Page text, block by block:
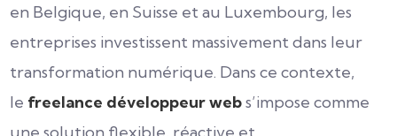
en Belgique, en Suisse et au Luxembourg, les
entreprises investissent massivement dans leur
transformation numérique. Dans ce contexte,
le freelance développeur webs’impose comme
une solution flexible, réactive et